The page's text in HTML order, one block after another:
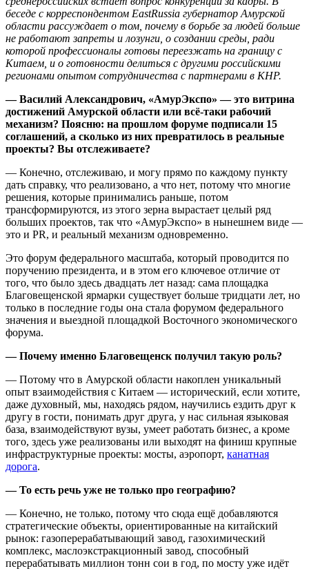
беседе с корреспондентом EastRussia губернатор Амурской
области рассуждает о том, почему в борьбе за людей больше
не работают запреты и лозунги, о создании среды, ради
которой профессионалы готовы переезжать на границу с
Китаем, и о готовности делиться с другими российскими
регионами опытом сотрудничества с партнерами в КНР.
— Василий Александрович, «АмурЭкспо» — это витрина
достижений Амурской области или всё-таки рабочий
механизм? Поясню: на прошлом форуме подписали 15
соглашений, а сколько из них превратилось в реальные
проекты? Вы отслеживаете?
— Конечно, отслеживаю, и могу прямо по каждому пункту
дать справку, что реализовано, а что нет, потому что многие
решения, которые принимались раньше, потом
трансформируются, из этого зерна вырастает целый ряд
больших проектов, так что «АмурЭкспо» в нынешнем виде —
это и PR, и реальный механизм одновременно.
Это форум федерального масштаба, который проводится по
поручению президента, и в этом его ключевое отличие от
того, что было здесь двадцать лет назад: сама площадка
Благовещенской ярмарки существует больше тридцати лет, но
только в последние годы она стала форумом федерального
значения и выездной площадкой Восточного экономического
форума.
— Почему именно Благовещенск получил такую роль?
— Потому что в Амурской области накоплен уникальный
опыт взаимодействия с Китаем — исторический, если хотите,
даже духовный, мы, находясь рядом, научились ездить друг к
другу в гости, понимать друг друга, у нас сильная языковая
база, взаимодействуют вузы, умеет работать бизнес, а кроме
того, здесь уже реализованы или выходят на финиш крупные
инфраструктурные проекты: мосты, аэропорт, канатная
дорога.
— То есть речь уже не только про географию?
— Конечно, не только, потому что сюда ещё добавляются
стратегические объекты, ориентированные на китайский
рынок: газоперерабатывающий завод, газохимический
комплекс, маслоэкстракционный завод, способный
перерабатывать миллион тонн сои в год, по мосту уже идёт